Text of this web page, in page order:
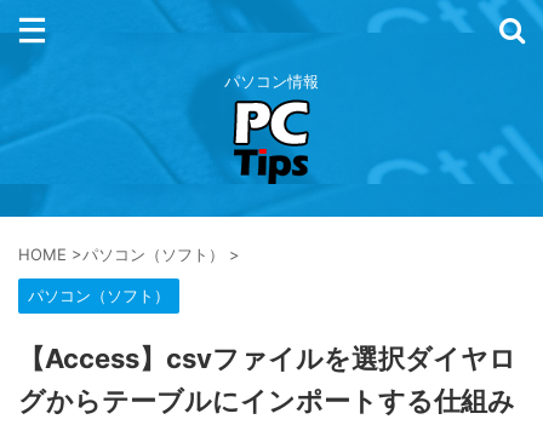
パソコン情報
HOME >パソコン（ソフト） >
パソコン（ソフト）
【Access】csvファイルを選択ダイヤロ
グからテーブルにインポートする仕組み